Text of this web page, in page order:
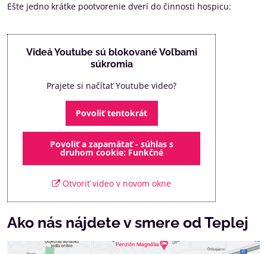
Ešte jedno krátke pootvorenie dverí do činnosti hospicu:
Videá Youtube sú blokované Voľbami
súkromia
Prajete si načítať Youtube video?
Povoliť tentokrát
Povoliť a zapamätať - súhlas s
druhom cookie: Funkčné
Otvoriť video v novom okne
Ako nás nájdete v smere od Teplej